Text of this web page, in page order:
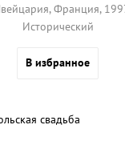
Франция,
Исторический
В избранное